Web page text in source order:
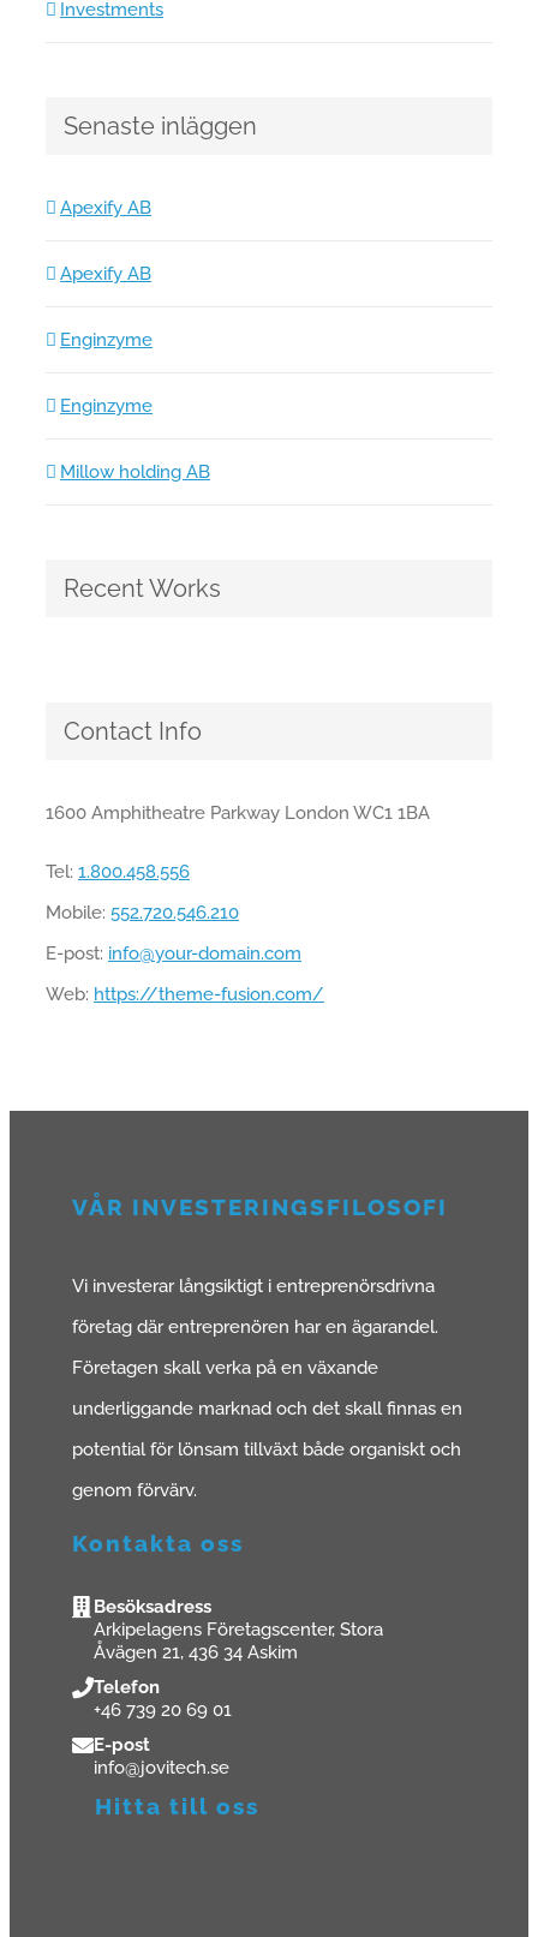
Investments
Senaste inläggen
Apexify AB
Apexify AB
Enginzyme
Enginzyme
Millow holding AB
Recent Works
Contact Info
1600 Amphitheatre Parkway London WC1 1BA
Tel: 1.800.458.556
Mobile: 552.720.546.210
E-post: info@your-domain.com
Web: https://theme-fusion.com/
VÅR INVESTERINGSFILOSOFI
Vi investerar långsiktigt i entreprenörsdrivna
företag där entreprenören har en ägarandel.
Företagen skall verka på en växande
underliggande marknad och det skall finnas en
potential för lönsam tillväxt både organiskt och
genom förvärv.
Kontakta oss
Besöksadress
Arkipelagens Företagscenter, Stora
Åvägen 21, 436 34 Askim
Telefon
+46 739 20 69 01
E-post
info@jovitech.se
Hitta till oss